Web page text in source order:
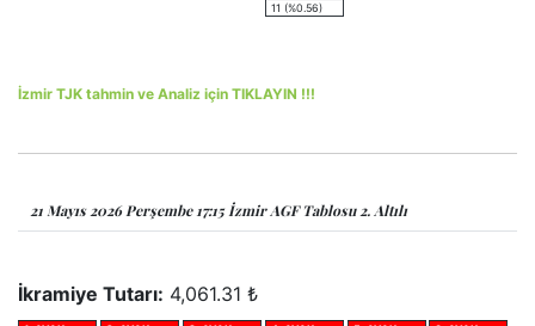
11 (%0.56)
İzmir TJK tahmin ve Analiz için TIKLAYIN !!!
21 Mayıs 2026 Perşembe 17:15 İzmir AGF Tablosu 2. Altılı
İkramiye Tutarı: 4,061.31 ₺